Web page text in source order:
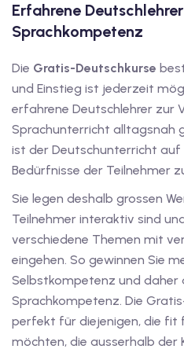
mit Gutschein
mit Gutschein B1
B2
Deutschkurse mit
Deutschkurse mit
mit Gutschein
Erfahrene
Sprachkompetenz
Die Gratis-Deutschkurse
und Einstieg ist jederzeit
erfahrene Deutschlehrer zur
Sprachunterricht alltagsnah
ist der Deutschunterricht auf
Bedürfnisse der Teilnehmer
Sie legen deshalb grossen
Teilnehmer interaktiv sind
verschiedene Themen mit
eingehen. So gewinnen Sie
Selbstkompetenz und daher
Sprachkompetenz. Die
perfekt für diejenigen, die fit
möchten, die ausserhalb der